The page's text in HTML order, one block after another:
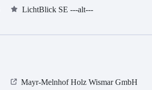
LichtBlick SE ---alt---
Mayr-Melnhof Holz Wismar GmbH